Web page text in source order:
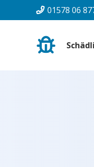
01578 06